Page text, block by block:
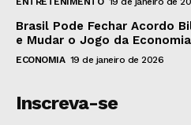
Brasil Pode Fechar Acordo
e Mudar o Jogo da
ECONOMIA 19 de janeiro de 2026
Inscreva-se